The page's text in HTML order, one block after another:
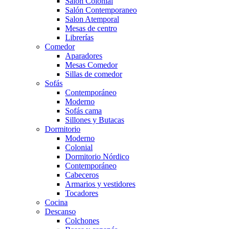
Salón Contemporaneo
Salon Atemporal
Mesas de centro
Librerías
Comedor
Aparadores
Mesas Comedor
Sillas de comedor
Sofás
Contemporáneo
Moderno
Sofás cama
Sillones y Butacas
Dormitorio
Moderno
Colonial
Dormitorio Nórdico
Contemporáneo
Cabeceros
Armarios y vestidores
Tocadores
Cocina
Descanso
Colchones